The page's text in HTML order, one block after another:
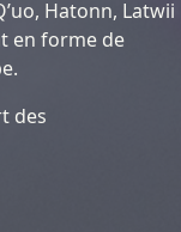
Hatonn, Latwii
en forme de
des